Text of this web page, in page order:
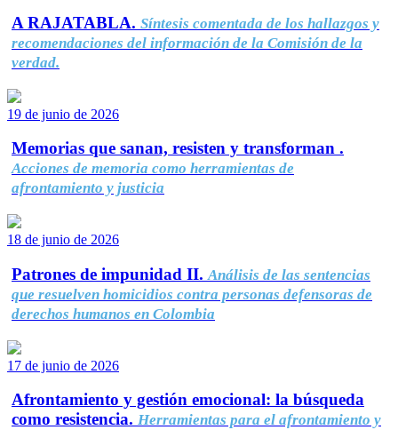
A RAJATABLA. Síntesis comentada de los hallazgos y
recomendaciones del información de la Comisión de la
verdad.
19 de junio de 2026
Memorias que sanan, resisten y transforman .
Acciones de memoria como herramientas de
afrontamiento y justicia
18 de junio de 2026
Patrones de impunidad II. Análisis de las sentencias
que resuelven homicidios contra personas defensoras de
derechos humanos en Colombia
17 de junio de 2026
Afrontamiento y gestión emocional: la búsqueda
como resistencia. Herramientas para el afrontamiento y